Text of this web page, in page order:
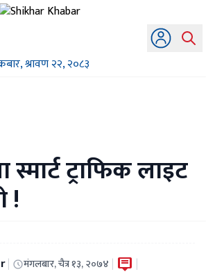
श्रावण २२, २०८३
स्मार्ट ट्राफिक लाइट
!
| मंगलबार, चैत्र १३, २०७४ | |